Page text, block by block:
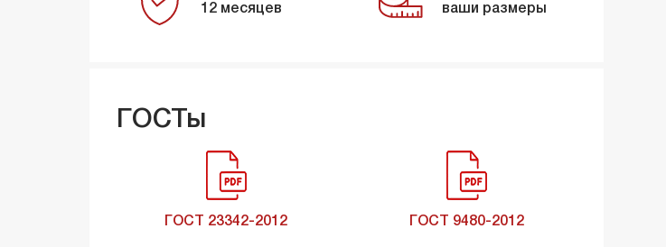
12 месяцев
ваши размеры
ГОСТы
ГОСТ 23342-2012 ГОСТ 9480-2012